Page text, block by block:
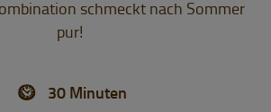
schmeckt nach Sommer
pur!
30 Minuten